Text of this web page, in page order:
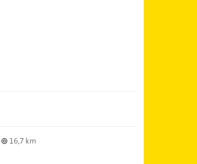
16,7 km